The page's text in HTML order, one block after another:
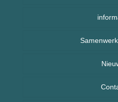
Sport
Veelgestelde vragen
Retourneren &
Nieuws